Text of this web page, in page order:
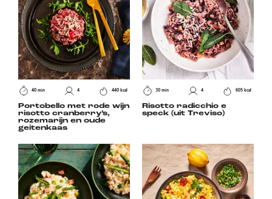
40 min 4 440 kcal
Portobello met rode wijn
risotto cranberry’s,
rozemarijn en oude
geitenkaas
30 min 4 605 kcal
Risotto radicchio e
speck (uit Treviso)